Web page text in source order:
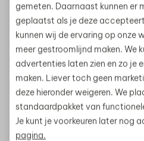
Pure Minerals
21x7x8cm
Antraciet
Aanvragen
gemeten. Daarnaast kunnen er
geplaatst als je deze
kunnen wij de ervaring op onze
meer gestroomlijnd maken. We
advertenties laten zien en zo je
maken. Liever toch geen
deze hieronder weigeren. We
standaardpakket van
Je kunt je voorkeuren later nog
pagina.